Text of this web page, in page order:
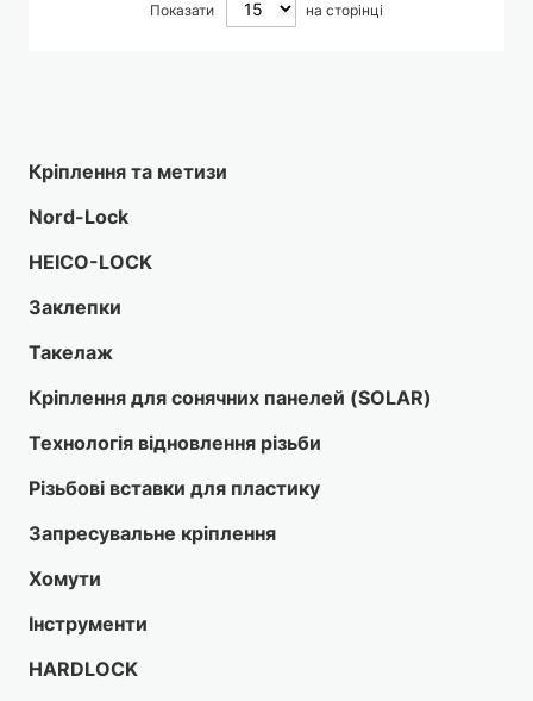
Показати на сторінці
Кріплення та метизи
Nord-Lock
HEICO-LOCK
Заклепки
Такелаж
Кріплення для сонячних панелей (SOLAR)
Технологія відновлення різьби
Різьбові вставки для пластику
Запресувальне кріплення
Хомути
Інструменти
HARDLOCK